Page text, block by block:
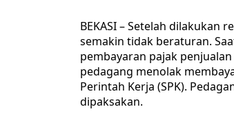
BEKASI – Setelah dilakukan
semakin tidak beraturan.
pembayaran pajak
pedagang menolak
Perintah Kerja (SPK).
dipaksakan.